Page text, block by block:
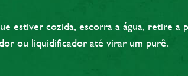
estiver cozida, escorra a água, retire a
ou liquidificador até virar um purê.